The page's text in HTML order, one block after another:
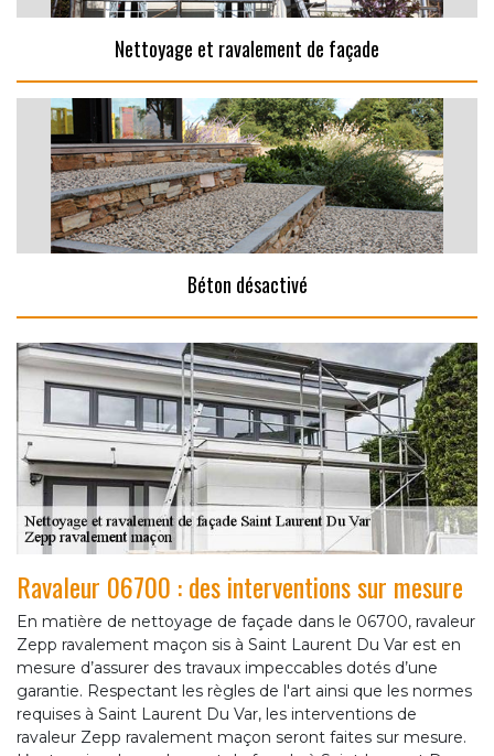
Nettoyage et ravalement de façade
Béton désactivé
Ravaleur 06700 : des interventions sur mesure
En matière de nettoyage de façade dans le 06700, ravaleur
Zepp ravalement maçon sis à Saint Laurent Du Var est en
mesure d’assurer des travaux impeccables dotés d’une
garantie. Respectant les règles de l'art ainsi que les normes
requises à Saint Laurent Du Var, les interventions de
ravaleur Zepp ravalement maçon seront faites sur mesure.